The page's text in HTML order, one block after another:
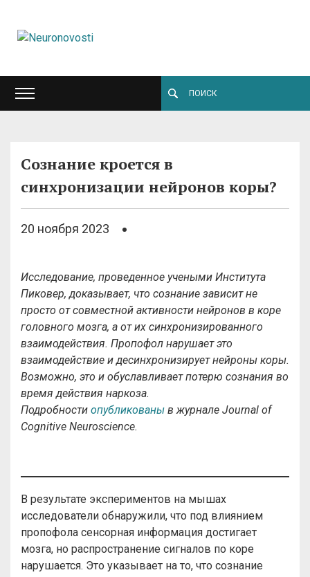
Сознание кроется в
синхронизации нейронов коры?
20 ноября 2023
Исследование, проведенное учеными Института
Пиковер, доказывает, что сознание зависит не
просто от совместной активности нейронов в коре
головного мозга, а от их синхронизированного
взаимодействия. Пропофол нарушает это
взаимодействие и десинхронизирует нейроны коры.
Возможно, это и обуславливает потерю сознания во
время действия наркоза.
Подробности опубликованы в журнале Journal of
Cognitive Neuroscience.
В результате экспериментов на мышах
исследователи обнаружили, что под влиянием
пропофола сенсорная информация достигает
мозга, но распространение сигналов по коре
нарушается. Это указывает на то, что сознание